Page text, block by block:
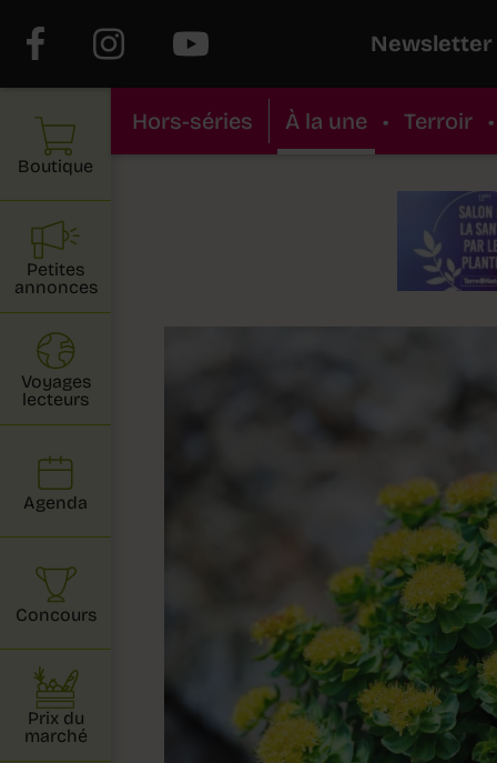
Newsletter
Hors-séries À la une • Terroir •
Boutique
Petites
annonces
Voyages
lecteurs
Agenda
Concours
Prix du
marché